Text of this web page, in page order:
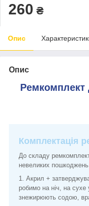
260 ₴
Опис
Опис
Ремкомплект
Комплектація
До складу
невеликих пошкоджень
1. Акрил +
робимо на ніч, на
знежирюють содою,